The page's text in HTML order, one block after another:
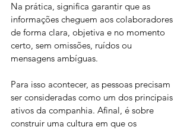
Na prática, significa garantir que as
informações cheguem aos colaboradores
de forma clara, objetiva e no momento
certo, sem omissões, ruídos ou
mensagens ambíguas.
Para isso acontecer, as pessoas precisam
ser consideradas como um dos principais
ativos da companhia. Afinal, é sobre
construir uma cultura em que os